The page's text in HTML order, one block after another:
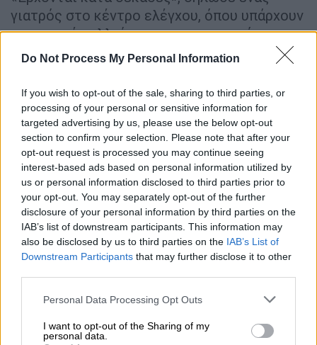
Do Not Process My Personal Information
If you wish to opt-out of the sale, sharing to third parties, or
processing of your personal or sensitive information for
targeted advertising by us, please use the below opt-out
section to confirm your selection. Please note that after your
opt-out request is processed you may continue seeing
interest-based ads based on personal information utilized by
us or personal information disclosed to third parties prior to
your opt-out. You may separately opt-out of the further
disclosure of your personal information by third parties on the
IAB’s list of downstream participants. This information may
also be disclosed by us to third parties on the IAB’s List of
Downstream Participants that may further disclose it to other
Please note that this website/app uses one or more Google
not limited to your visit or usage behaviour. You may click to
grant or deny consent to Google and its third-party tags to
Personal Data Processing Opt Outs
I want to opt-out of the Sharing of my
personal data.
γιατρός στο κέντρο ελέγχου, όπου υπάρχουν
σημαντικές ελλείψεις σε προσωπικό και
εξοπλισμό. Ο Μούκταρ Πέρβεζ αναμένει με
αγωνία τα αποτελέσματα του τεστ της
κόρης του, ενώ αναρωτιέται αν ένας
πρόσφατος πυρετός που παρουσίασε
αποτελεί ένδειξη ότι έχει μολυνθεί από τον
ιό. Άλλοι έχουν ήδη μάθει το κακό νέο. Ο
Νίσαρ Άχμεντ μπαίνει στην κλινική
αναζητώντας φάρμακα για την ενός έτους
κόρη του που βρέθηκε θετική στον ιό HIV
τρεις ημέρες νωρίτερα. «Καταριέμαι τον
υπεύθυνο για τη μόλυνση όλων αυτών των
παιδιών», καταγγέλλει.
έχει έρθει για να κάνει τεστ σε πέντε από τα
παιδιά του, αφού έμαθε ότι ο εγγονός του